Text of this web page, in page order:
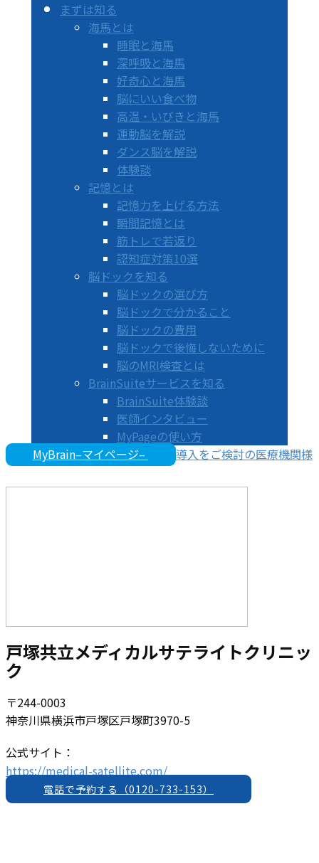
まずは知る
海馬とは
睡眠と海馬
深呼吸と海馬
好奇心と海馬
脳にいい食べ物
高温・いびきと海馬
運動脳を解説
ダンス脳を解説
体験談
記憶とは
記憶力を上げる方法
瞬間記憶とは
筋トレで若返り
認知症対策10選
脳ドックを知る
脳ドックの選び方
脳ドックで分かること
脳ドックの費用
脳ドックで後悔しないために
脳のMRI検査とは
BrainSuiteサービスを知る
BrainSuite体験談
医師インタビュー
MyPageの使い方
MyBrain–マイページ–
導入をご検討の医療機関様
戸​塚共立メディカルサテライトクリニッ
ク
〒244-0003
神奈川県横浜市戸塚区戸塚町3970-5
公式サイト：
https://medical-satellite.com/
電話で予約する（0120-733-153）